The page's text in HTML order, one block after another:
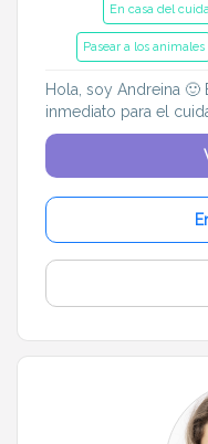
En casa del
Pasear a los animales
Hola, soy Andreina
inmediato para el